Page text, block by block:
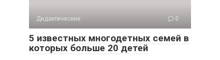
Дидактические 0
5 известных многодетных семей в
которых больше 20 детей